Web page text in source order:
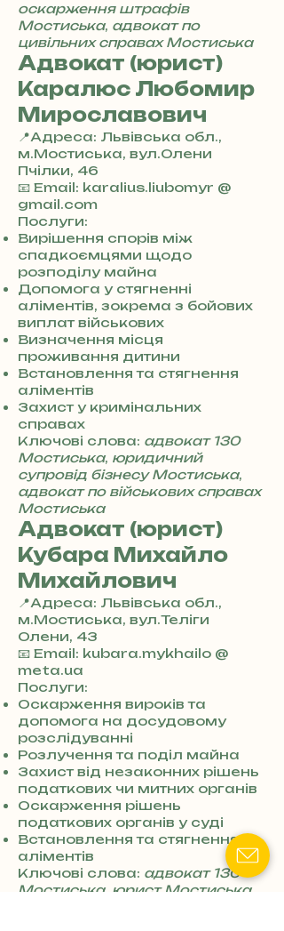
оскарження штрафів
Мостиська, адвокат по
цивільних справах Мостиська
Адвокат (юрист)
Каралюс Любомир
Мирославович
📍Адреса: Львівська обл.,
м.Мостиська, вул.Олени
Пчілки, 46
+
3
8
0
7
3
0
4
8
5
7
8
4
📧 Email: karalius.liubomyr @
gmail.com
Послуги:
Вирішення спорів між
спадкоємцями щодо
розподілу майна
Допомога у стягненні
аліментів, зокрема з бойових
виплат військових
Визначення місця
проживання дитини
Встановлення та стягнення
аліментів
Захист у кримінальних
справах
Ключові слова: адвокат 130
Мостиська, юридичний
супровід бізнесу Мостиська,
адвокат по військових справах
Мостиська
Адвокат (юрист)
Кубара Михайло
Михайлович
📍Адреса: Львівська обл.,
м.Мостиська, вул.Теліги
Олени, 43
+
3
8
0
7
3
0
4
8
5
7
8
4
📧 Email: kubara.mykhailo @
meta.ua
Послуги:
Оскарження вироків та
допомога на досудовому
розслідуванні
Розлучення та поділ майна
Захист від незаконних рішень
податкових чи митних органів
Оскарження рішень
податкових органів у суді
Встановлення та стягнення
аліментів
Ключові слова: адвокат 130
Мостиська, юрист Мостиська,